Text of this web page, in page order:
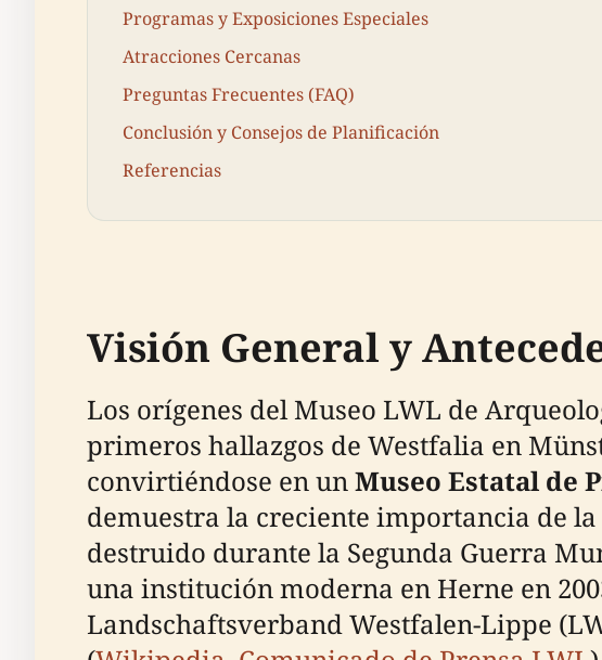
Programas y Exposiciones Especiales
Atracciones Cercanas
Preguntas Frecuentes (FAQ)
Conclusión y Consejos de Planificación
Referencias
Visión General y
Los orígenes del Museo LWL de
primeros hallazgos de Westfalia en
convirtiéndose en unMuseo Estatal de
demuestra la creciente importancia de
destruido durante la Segunda Guerra
una institución moderna en Herne en
Landschaftsverband Westfalen-Lippe